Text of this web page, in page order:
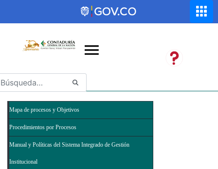
Saltar al contenido principal
Abrir menú de accesibilidad
Mapa de procesos y Objetivos
Procedimientos por Procesos
Manual y Políticas del Sistema Integrado de Gestión
Institucional